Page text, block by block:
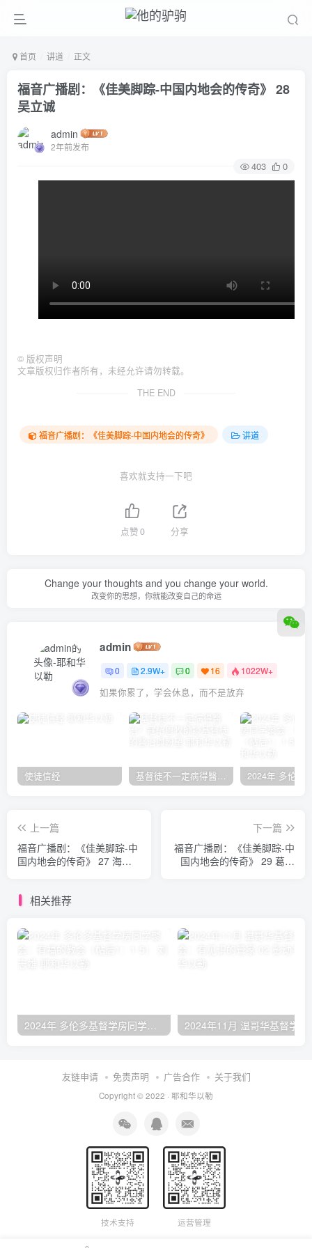
首页 讲道 正文
福音广播剧：《佳美脚踪-中国内地会的传奇》 28
吴立诚
admin
2年前发布
403 0
© 版权声明
文章版权归作者所有，未经允许请勿转载。
THE END
福音广播剧：《佳美脚踪-中国内地会的传奇》 讲道
喜欢就支持一下吧
点赞0 分享
Change your thoughts and you change your world.
改变你的思想，你就能改变自己的命运
admin
0 2.9W+ 0 16 1022W+
如果你累了，学会休息，而不是放弃
使徒信经 基督徒不一定病得醫治？寇紹恩牧師談基督徒的醫治與盼望
上一篇
福音广播剧：《佳美脚踪-中
国内地会的传奇》 27 海春
下一篇
福音广播剧：《佳美脚踪-中
国内地会的传奇》 29 葛荫
相关推荐
2024年 多伦多基督学房同学聚会：有福的教会（帖后1：1-5） 刘志雄
友链申请 免责声明 广告合作 关于我们
Copyright © 2022 · 耶和华以勒
技术支持 运营管理